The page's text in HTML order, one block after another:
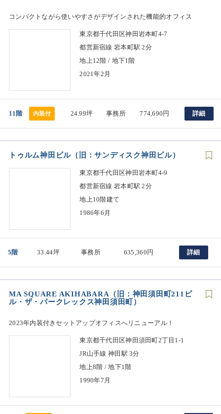
コンパクトながら使いやすさがデザインされた機能的オフィス
東京都千代田区神田岩本町4-7
都営新宿線 岩本町駅 2分
地上12階 / 地下1階
2021年2月
11階 内装付 24.99坪 事務所 774,690円 詳細
トゥルム神田ビル（旧：サンディスク神田ビル）
東京都千代田区神田岩本町4-9
都営新宿線 岩本町駅 2分
地上10階建て
1986年6月
5階 33.44坪 事務所 635,360円 詳細
MA SQUARE AKIHABARA（旧：神田須田町211ビ
ル・ザ・パークレックス神田須田町）
2023年内装付きセットアップオフィスへリニューアル！
東京都千代田区神田須田町2丁目1-1
JR山手線 神田駅 3分
地上8階 / 地下1階
1990年7月